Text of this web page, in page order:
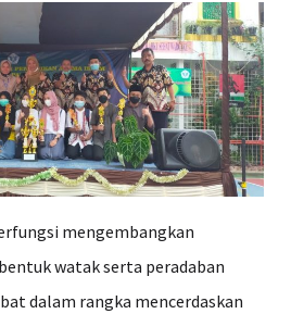
mengembangkan
watak serta peradaban
dalam rangka mencerdaskan